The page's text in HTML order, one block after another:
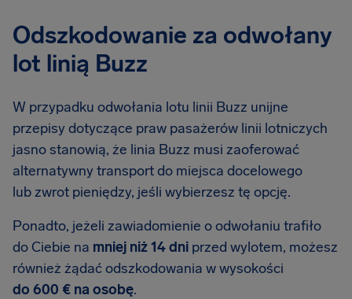
Odszkodowanie za odwołany
lot linią Buzz
W przypadku odwołania lotu linii Buzz unijne
przepisy dotyczące praw pasażerów linii lotniczych
jasno stanowią, że linia Buzz musi zaoferować
alternatywny transport do miejsca docelowego
lub zwrot pieniędzy, jeśli wybierzesz tę opcję.
Ponadto, jeżeli zawiadomienie o odwołaniu trafiło
do Ciebie na mniej niż 14 dni przed wylotem, możesz
również żądać odszkodowania w wysokości
do 600 € na osobę.